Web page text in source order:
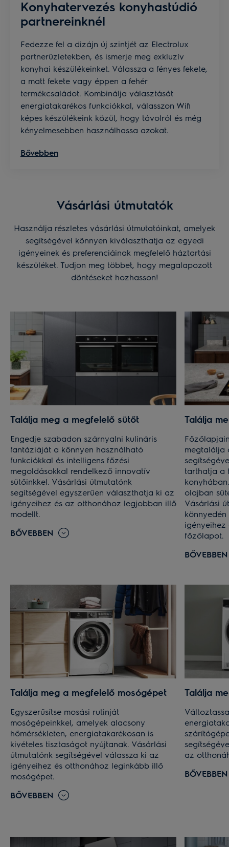
Konyhatervezés konyhastúdió
partnereinknél
Fedezze fel a dizájn új szintjét az Electrolux
partnerüzletekben, és ismerje meg exkluzív
konyhai készülékeinket. Válassza a fényes fekete,
a matt fekete vagy éppen a fehér
termékcsaládot. Kombinálja választását
energiatakarékos funkciókkal, válasszon Wifi
képes készülékeink közül, hogy távolról és még
kényelmesebben használhassa azokat.
Bővebben
Vásárlási útmutatók
Használja részletes vásárlási útmutatóinkat, amelyek
segítségével könnyen kiválaszthatja az egyedi
igényeinek és preferenciáinak megfelelő háztartási
készüléket. Tudjon meg többet, hogy megalapozott
döntéseket hozhasson!
Találja meg a megfelelő sütőt
Engedje szabadon szárnyalni kulináris
fantáziáját a könnyen használható
funkciókkal és intelligens főzési
megoldásokkal rendelkező innovatív
sütőinkkel. Vásárlási útmutatónk
segítségével egyszerűen választhatja ki az
igényeihez és az otthonához legjobban illő
modellt.
BŐVEBBEN
Találja
megtalálja
tarthatja a
olajban
Vásárlási
főzőlapot.
BŐVEBBEN
Találja meg a megfelelő mosógépet
Egyszerűsítse mosási rutinját
mosógépeinkkel, amelyek alacsony
hőmérsékleten, energiatakarékosan is
kivételes tisztaságot nyújtanak. Vásárlási
útmutatónk segítségével válassza ki az
igényeihez és otthonához leginkább illő
mosógépet.
BŐVEBBEN
Találja
az
BŐVEBBEN